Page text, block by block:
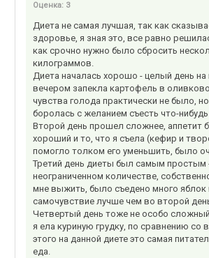
Оценка: 3
Диета не самая лучшая, так как
здоровье, я зная это, все равно
как срочно нужно было сбросить
килограммов.
Диета началась хорошо - целый день на
вечером запекла картофель в
чувства голода практически не было,
боролась с желанием съесть что-
Второй день прошел сложнее, аппетит
хороший и то, что я съела (кефир и
помогло толком его уменьшить, было
Третий день диеты был самым простым
неограниченном количестве,
мне выжить, было съедено много яблок
самочувствие лучше чем во второй
Четвертый день тоже не особо
я ела куриную грудку, по сравнению со
этого на данной диете это самая
еда.